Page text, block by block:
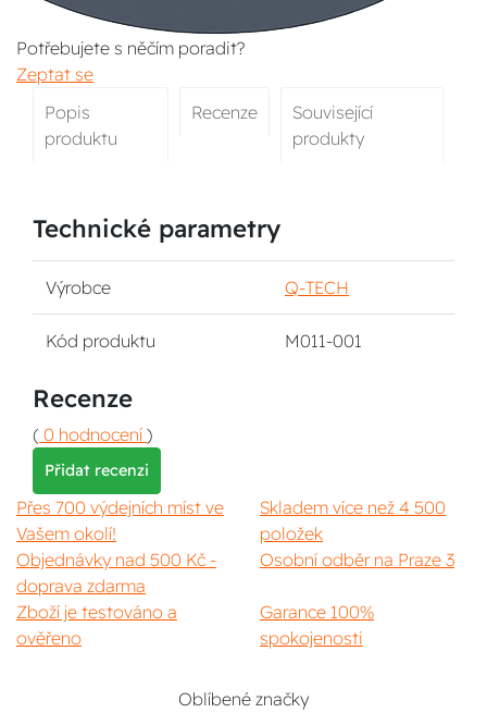
Potřebujete s něčím poradit?
Zeptat se
Popis
produktu
Recenze
Související
produkty
Technické parametry
Výrobce Q-TECH
Kód produktu M011-001
Recenze
( 0 hodnocení )
Přidat recenzi
Přes 700 výdejních míst ve
Vašem okolí!
Skladem více než 4 500
položek
Objednávky nad 500 Kč -
doprava zdarma
Osobní odběr na Praze 3
Zboží je testováno a
ověřeno
Garance 100%
spokojenosti
Oblíbené značky